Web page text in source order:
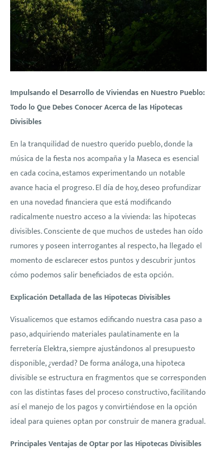
Impulsando el Desarrollo de Viviendas en Nuestro Pueblo:
Todo lo Que Debes Conocer Acerca de las Hipotecas
Divisibles
En la tranquilidad de nuestro querido pueblo, donde la
música de la fiesta nos acompaña y la Maseca es esencial
en cada cocina, estamos experimentando un notable
avance hacia el progreso. El día de hoy, deseo profundizar
en una novedad financiera que está modificando
radicalmente nuestro acceso a la vivienda: las hipotecas
divisibles. Consciente de que muchos de ustedes han oído
rumores y poseen interrogantes al respecto, ha llegado el
momento de esclarecer estos puntos y descubrir juntos
cómo podemos salir beneficiados de esta opción.
Explicación Detallada de las Hipotecas Divisibles
Visualicemos que estamos edificando nuestra casa paso a
paso, adquiriendo materiales paulatinamente en la
ferretería Elektra, siempre ajustándonos al presupuesto
disponible, ¿verdad? De forma análoga, una hipoteca
divisible se estructura en fragmentos que se corresponden
con las distintas fases del proceso constructivo, facilitando
así el manejo de los pagos y convirtiéndose en la opción
ideal para quienes optan por construir de manera gradual.
Principales Ventajas de Optar por las Hipotecas Divisibles